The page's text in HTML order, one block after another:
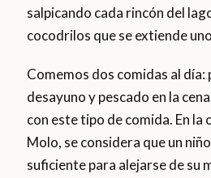
salpicando cada rincón del
cocodrilos que se extiende
Comemos dos comidas al día:
desayuno y pescado en la
con este tipo de comida. En la
Molo, se considera que un
suficiente para alejarse de su